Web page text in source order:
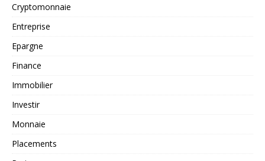
Cryptomonnaie
Entreprise
Epargne
Finance
Immobilier
Investir
Monnaie
Placements